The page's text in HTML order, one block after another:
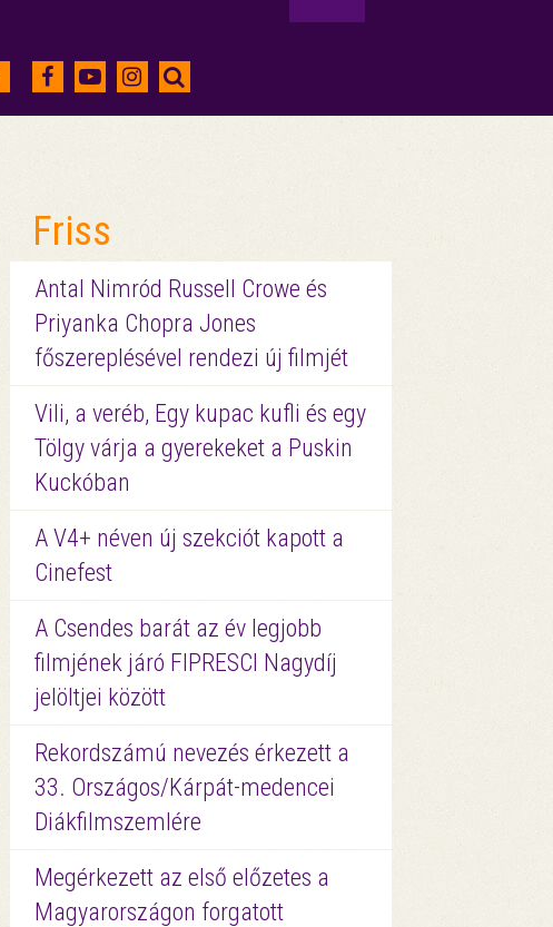
Friss
Antal Nimród Russell Crowe és
Priyanka Chopra Jones
főszereplésével rendezi új filmjét
Vili, a veréb, Egy kupac kufli és egy
Tölgy várja a gyerekeket a Puskin
Kuckóban
A V4+ néven új szekciót kapott a
Cinefest
A Csendes barát az év legjobb
filmjének járó FIPRESCI Nagydíj
jelöltjei között
Rekordszámú nevezés érkezett a
33. Országos/Kárpát-medencei
Diákfilmszemlére
Megérkezett az első előzetes a
Magyarországon forgatott